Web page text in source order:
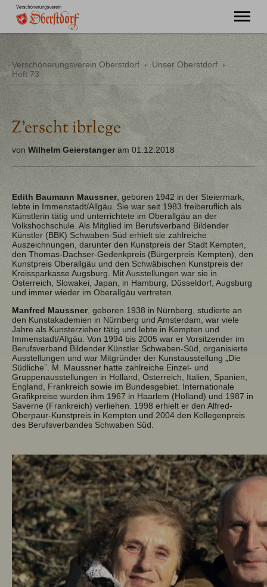
Willkommen
Aktuell
Unser Oberstdorf
Flurnamen
Verschönerungsverein Oberstdorf › Unser Oberstdorf ›
Heft 73
Z’erscht ibrlege
von Wilhelm Geierstangeram 01.12.2018
Edith Baumann Maussner, geboren 1942 in der Steiermark,
lebte in Immenstadt/Allgäu. Sie war seit 1983 freiberuflich als
Künstlerin tätig und unterrichtete im Oberallgäu an der
Volkshochschule. Als Mitglied im Berufsverband Bildender
Künstler (BBK) Schwaben-Süd erhielt sie zahlreiche
Auszeichnungen, darunter den Kunstpreis der Stadt Kempten,
den Thomas-Dachser-Gedenkpreis (Bürgerpreis Kempten), den
Kunstpreis Oberallgäu und den Schwäbischen Kunstpreis der
Kreissparkasse Augsburg. Mit Ausstellungen war sie in
Österreich, Slowakei, Japan, in Hamburg, Düsseldorf, Augsburg
und immer wieder im Oberallgäu vertreten.
Manfred Maussner, geboren 1938 in Nürnberg, studierte an
den Kunstakademien in Nürnberg und Amsterdam, war viele
Jahre als Kunsterzieher tätig und lebte in Kempten und
Immenstadt/Allgäu. Von 1994 bis 2005 war er Vorsitzender im
Berufsverband Bildender Künstler Schwaben-Süd, organisierte
Ausstellungen und war Mitgründer der Kunstausstellung „Die
Südliche”. M. Maussner hatte zahlreiche Einzel- und
Gruppenausstellungen in Holland, Österreich, Italien, Spanien,
England, Frankreich sowie im Bundesgebiet. Internationale
Grafikpreise wurden ihm 1967 in Haarlem (Holland) und 1987 in
Saverne (Frankreich) verliehen. 1998 erhielt er den Alfred-
Oberpaur-Kunstpreis in Kempten und 2004 den Kollegenpreis
des Berufsverbandes Schwaben Süd.